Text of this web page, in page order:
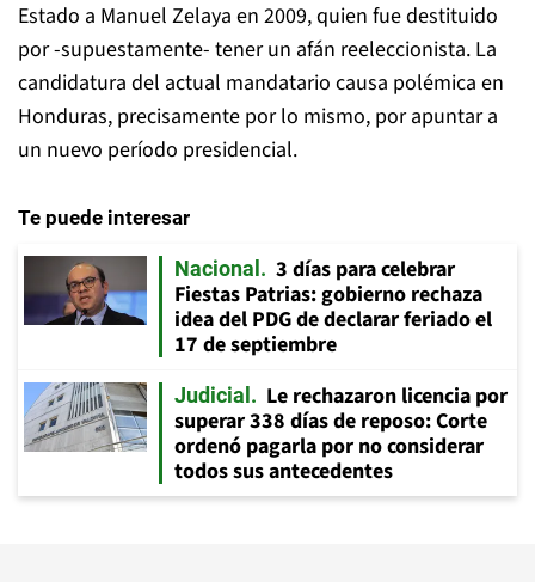
Estado a Manuel Zelaya en 2009, quien fue destituido
por -supuestamente- tener un afán reeleccionista. La
candidatura del actual mandatario causa polémica en
Honduras, precisamente por lo mismo, por apuntar a
un nuevo período presidencial.
Te puede interesar
Nacional
3 días para celebrar
Fiestas Patrias: gobierno rechaza
idea del PDG de declarar feriado el
17 de septiembre
Judicial
Le rechazaron licencia por
superar 338 días de reposo: Corte
ordenó pagarla por no considerar
todos sus antecedentes